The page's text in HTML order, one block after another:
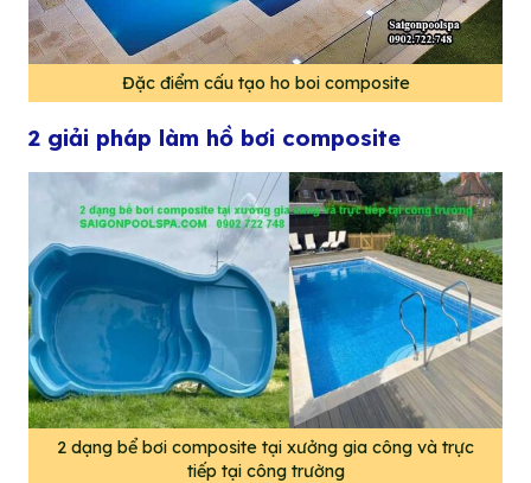
Đặc điểm cấu tạo ho boi composite
2 giải pháp làm hồ bơi composite
2 dạng bể bơi composite tại xưởng gia công và trực
tiếp tại công trường